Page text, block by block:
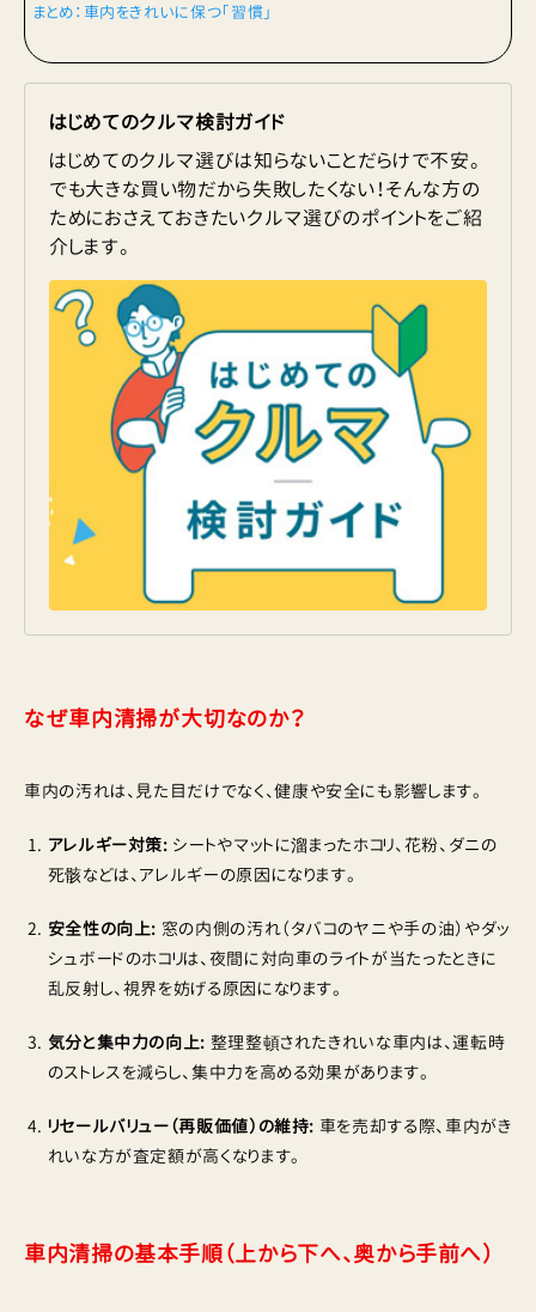
まとめ：車内をきれいに保つ「習慣」
はじめてのクルマ検討ガイド
はじめてのクルマ選びは知らないことだらけで不安。
でも大きな買い物だから失敗したくない！そんな方の
ためにおさえておきたいクルマ選びのポイントをご紹
介します。
なぜ車内清掃が大切なのか？
車内の汚れは、見た目だけでなく、健康や安全にも影響します。
アレルギー対策: シートやマットに溜まったホコリ、花粉、ダニの
死骸などは、アレルギーの原因になります。
安全性の向上: 窓の内側の汚れ（タバコのヤニや手の油）やダッ
シュボードのホコリは、夜間に対向車のライトが当たったときに
乱反射し、視界を妨げる原因になります。
気分と集中力の向上: 整理整頓されたきれいな車内は、運転時
のストレスを減らし、集中力を高める効果があります。
リセールバリュー（再販価値）の維持: 車を売却する際、車内がき
れいな方が査定額が高くなります。
車内清掃の基本手順（上から下へ、奥から手前へ）